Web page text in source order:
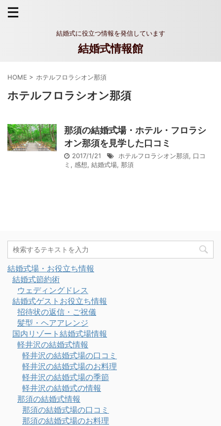
結婚式に役立つ情報を発信しています
結婚式情報館
HOME > ホテルフロラシオン那須
ホテルフロラシオン那須
那須の結婚式場・ホテル・フロラシ
オン那須を見学した口コミ
2017/1/21 ホテルフロラシオン那須, 口コ
ミ , 感想, 結婚式場, 那須
結婚式場・お役立ち情報
結婚式節約術
ウェディングドレス
結婚式ゲストお役立ち情報
招待状の返信・ご祝儀
髪型・ヘアアレンジ
国内リゾート結婚式場情報
軽井沢の結婚式情報
軽井沢の結婚式場の口コミ
軽井沢の結婚式場のお料理
軽井沢の結婚式場の季節
軽井沢の結婚式の情報
那須の結婚式情報
那須の結婚式場の口コミ
那須の結婚式場のお料理